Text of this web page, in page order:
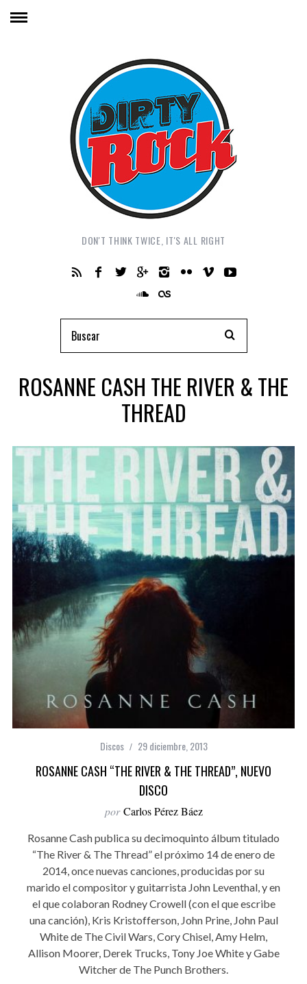
DON'T THINK TWICE, IT'S ALL RIGHT
ROSANNE CASH THE RIVER & THE
THREAD
Discos 29 diciembre, 2013
ROSANNE CASH “THE RIVER & THE THREAD”, NUEVO
DISCO
por Carlos Pérez Báez
Rosanne Cash publica su decimoquinto álbum titulado
“The River & The Thread” el próximo 14 de enero de
2014, once nuevas canciones, producidas por su
marido el compositor y guitarrista John Leventhal, y en
el que colaboran Rodney Crowell (con el que escribe
una canción), Kris Kristofferson, John Prine, John Paul
White de The Civil Wars, Cory Chisel, Amy Helm,
Allison Moorer, Derek Trucks, Tony Joe White y Gabe
Witcher de The Punch Brothers.